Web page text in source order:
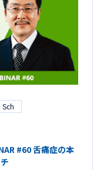
Sch
#60 舌痛症の本